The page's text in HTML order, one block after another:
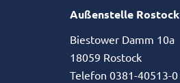
Außenstelle Rostock
Biestower Damm 10a
18059 Rostock
Telefon 0381-40513-0